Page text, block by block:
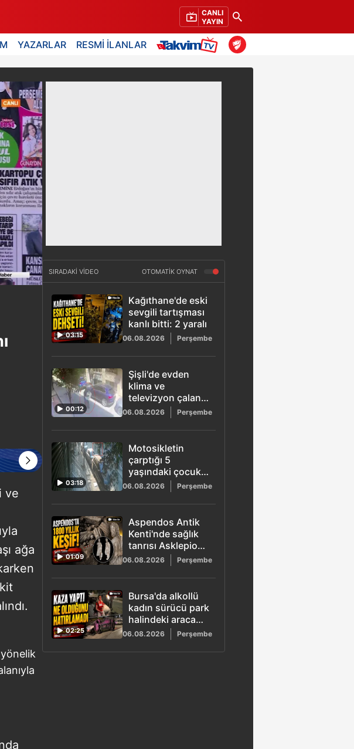
CANLI
YAYIN
YAZARLAR RESMİ İLANLAR
ve
ağa
yönelik
SIRADAKİ VİDEO OTOMATİK OYNAT
03:15
Kağıthane'de eski
sevgili tartışması
kanlı bitti: 2 yaralı
06.08.2026 Perşembe
00:12
Şişli'de evden
klima ve
televizyon çalan
şüpheli
tutuklandı: O
anlar güvenlik
kamerasına
yansıdı
06.08.2026 Perşembe
03:18
Motosikletin
çarptığı 5
yaşındaki çocuk
ağır yaralandı:
Hayati tehlikesi
sürüyor
06.08.2026 Perşembe
01:09
Aspendos Antik
Kenti'nde sağlık
tanrısı Asklepios
ve oğlunun
heykeli bulundu
06.08.2026 Perşembe
02:25
Bursa'da alkollü
kadın sürücü park
halindeki araca
çarptı: Sürücünün
rahat tavırları
şaşkınlık yarattı
06.08.2026 Perşembe